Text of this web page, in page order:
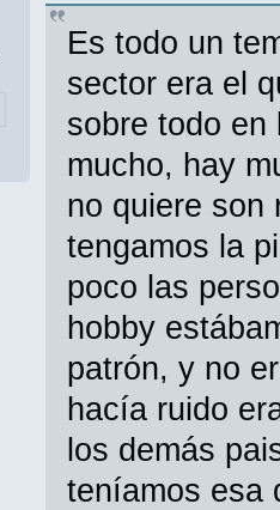
Es todo un
sector era el
sobre todo en
mucho, hay
no quiere son
tengamos la
poco las
hobby
patrón, y no
hacía ruido
los demás
teníamos esa